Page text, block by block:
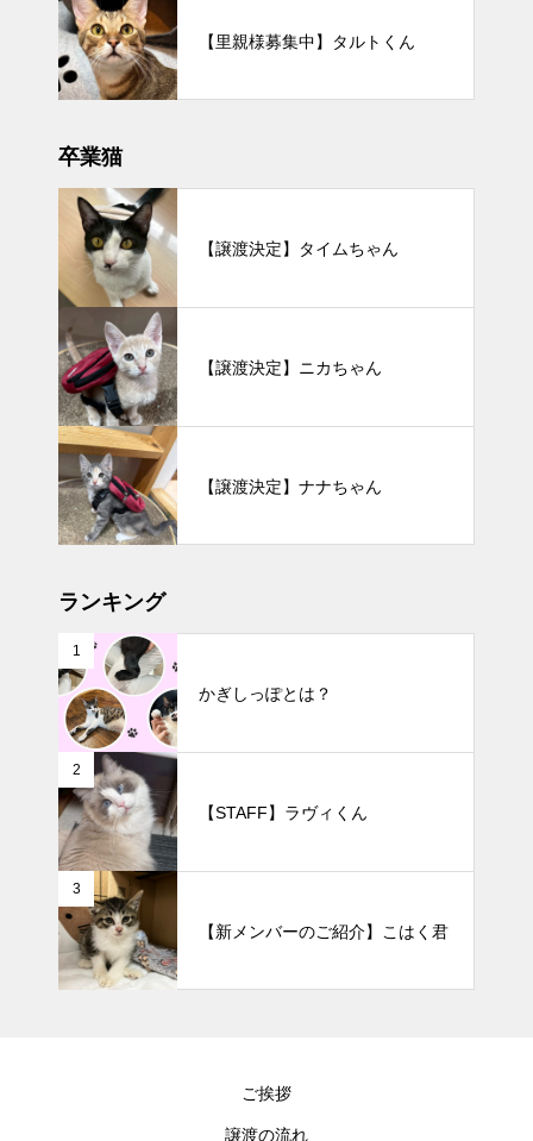
【里親様募集中】タルトくん
卒業猫
【譲渡決定】タイムちゃん
【譲渡決定】ニカちゃん
【譲渡決定】ナナちゃん
ランキング
1
かぎしっぽとは？
2
【STAFF】ラヴィくん
3
【新メンバーのご紹介】こはく君
ご挨拶
譲渡の流れ